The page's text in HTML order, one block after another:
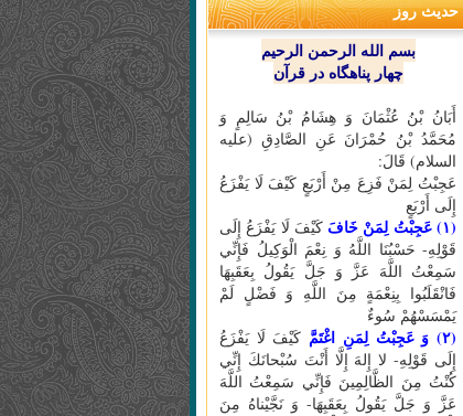
حدیث روز
بسم الله الرحمن الرحیم
چهار پناهگاه در قرآن
أَبَانُ بْنُ عُثْمَانَ وَ هِشَامُ بْنُ سَالِمٍ وَ
مُحَمَّدُ بْنُ حُمْرَانَ عَنِ الصَّادِقِ (علیه
السلام) قَالَ:
عَجِبْتُ لِمَنْ فَزِعَ مِنْ أَرْبَعٍ كَيْفَ لَا يَفْزَعُ
إِلَى أَرْبَعٍ
(۱) عَجِبْتُ لِمَنْ خَافَ
كَيْفَ لَا يَفْزَعُ إِلَى
قَوْلِهِ- حَسْبُنَا اللَّهُ وَ نِعْمَ الْوَكِيلُ فَإِنِّي
سَمِعْتُ اللَّهَ عَزَّ وَ جَلَّ يَقُولُ بِعَقَبِهَا
فَانْقَلَبُوا بِنِعْمَةٍ مِنَ اللَّهِ وَ فَضْلٍ لَمْ
يَمْسَسْهُمْ سُوءٌ
(۲) وَ عَجِبْتُ لِمَنِ اغْتَمَّ
كَيْفَ لَا يَفْزَعُ
إِلَى قَوْلِهِ- لا إِلهَ إِلَّا أَنْتَ سُبْحانَكَ إِنِّي
كُنْتُ مِنَ الظَّالِمِينَ فَإِنِّي سَمِعْتُ اللَّهَ
عَزَّ وَ جَلَّ يَقُولُ بِعَقَبِهَا- وَ نَجَّيْناهُ مِنَ